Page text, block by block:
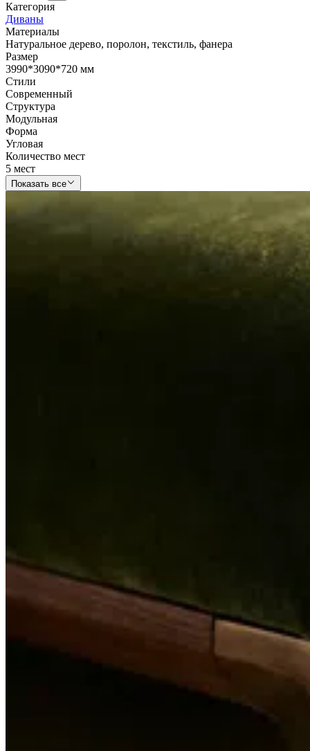
Категория
Диваны
Материалы
Натуральное дерево, поролон, текстиль, фанера
Размер
3990*3090*720 мм
Стили
Современный
Структура
Модульная
Форма
Угловая
Количество мест
5 мест
Показать все